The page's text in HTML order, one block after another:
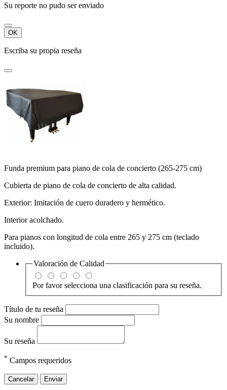
Su reporte no pudo ser enviado
OK
Escriba su propia reseña
Funda premium para piano de cola de concierto (265-275 cm)
Cubierta de piano de cola de concierto de alta calidad.
Exterior: Imitación de cuero duradero y hermético.
Interior acolchado.
Para pianos con longitud de cola entre 265 y 275 cm (teclado
incluido).
Valoración de Calidad
Por favor selecciona una clasificación para su reseña.
Título de tu reseña
Su nombre
Su reseña
* Campos requeridos
Cancelar Enviar